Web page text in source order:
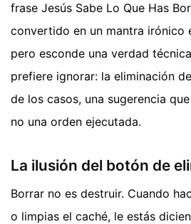
frase Jesús Sabe Lo Que Has
convertido en un mantra irónico
pero esconde una verdad
prefiere ignorar: la eliminación
de los casos, una sugerencia
no una orden ejecutada.
La ilusión del botón de
Borrar no es destruir. Cuando
o limpias el caché, le estás